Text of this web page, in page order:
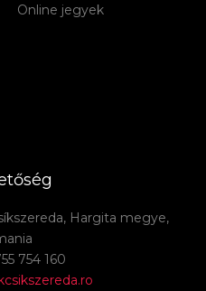
Online jegyek
Hargita megye,
754 160